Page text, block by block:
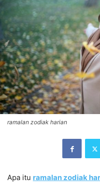
ramalan zodiak harian
Apa itu ramalanzodiak